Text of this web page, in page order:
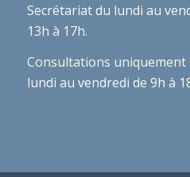
Secrétariat du lundi au
13h à 17h.
Consultations uniquement
lundi au vendredi de 9h à